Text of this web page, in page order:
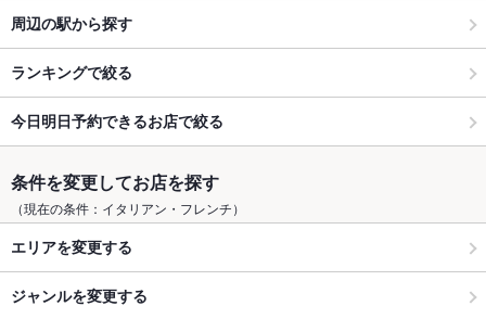
周辺の駅から探す
ランキングで絞る
今日明日予約できるお店で絞る
条件を変更してお店を探す
（現在の条件：イタリアン・フレンチ）
エリアを変更する
ジャンルを変更する